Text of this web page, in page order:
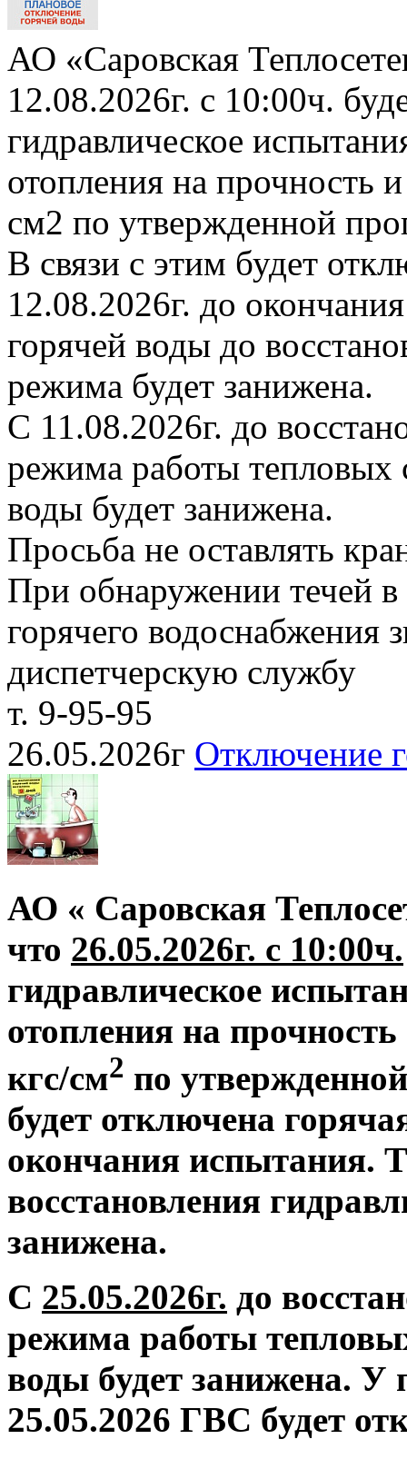
АО «Саровская
12.08.2026г. с 10:00ч.
гидравлическое
отопления на прочность
см2 по утвержденной
В связи с этим будет
12.08.2026г. до
горячей воды до
режима будет занижена.
С 11.08.2026г. до
режима работы тепловых
воды будет занижена.
Просьба не оставлять
При обнаружении течей в
горячего водоснабжения
диспетчерскую службу
т. 9-95-95
26.05.2026г Отключение
АО « Саровская
что 26.05.2026г. с 10:00ч.
гидравлическое
отопления на
кгс/см2 по
будет отключена
окончания испытания.
восстановления
занижена.
С 25.05.2026г. до
режима работы
воды будет занижена. У
25.05.2026 ГВС будет